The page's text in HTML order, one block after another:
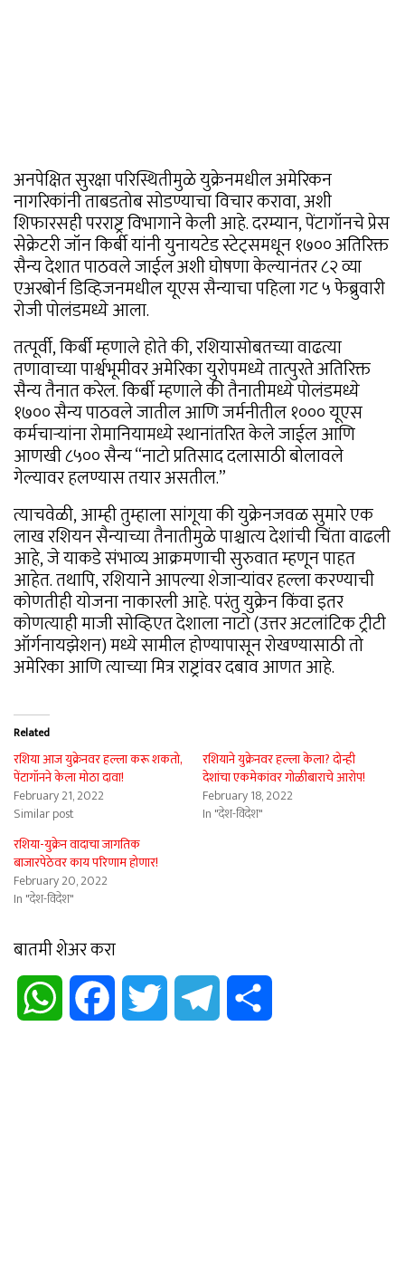
अनपेक्षित सुरक्षा परिस्थितीमुळे युक्रेनमधील अमेरिकन
नागरिकांनी ताबडतोब सोडण्याचा विचार करावा, अशी
शिफारसही परराष्ट्र विभागाने केली आहे. दरम्यान, पेंटागॉनचे प्रेस
सेक्रेटरी जॉन किर्बी यांनी युनायटेड स्टेट्समधून १७०० अतिरिक्त
सैन्य देशात पाठवले जाईल अशी घोषणा केल्यानंतर ८२ व्या
एअरबोर्न डिव्हिजनमधील यूएस सैन्याचा पहिला गट ५ फेब्रुवारी
रोजी पोलंडमध्ये आला.
तत्पूर्वी, किर्बी म्हणाले होते की, रशियासोबतच्या वाढत्या
तणावाच्या पार्श्वभूमीवर अमेरिका युरोपमध्ये तात्पुरते अतिरिक्त
सैन्य तैनात करेल. किर्बी म्हणाले की तैनातीमध्ये पोलंडमध्ये
१७०० सैन्य पाठवले जातील आणि जर्मनीतील १००० यूएस
कर्मचार्‍यांना रोमानियामध्ये स्थानांतरित केले जाईल आणि
आणखी ८५०० सैन्य “नाटो प्रतिसाद दलासाठी बोलावले
गेल्यावर हलण्यास तयार असतील.”
त्याचवेळी, आम्ही तुम्हाला सांगूया की युक्रेनजवळ सुमारे एक
लाख रशियन सैन्याच्या तैनातीमुळे पाश्चात्य देशांची चिंता वाढली
आहे, जे याकडे संभाव्य आक्रमणाची सुरुवात म्हणून पाहत
आहेत. तथापि, रशियाने आपल्या शेजाऱ्यांवर हल्ला करण्याची
कोणतीही योजना नाकारली आहे. परंतु युक्रेन किंवा इतर
कोणत्याही माजी सोव्हिएत देशाला नाटो (उत्तर अटलांटिक ट्रीटी
ऑर्गनायझेशन) मध्ये सामील होण्यापासून रोखण्यासाठी तो
अमेरिका आणि त्याच्या मित्र राष्ट्रांवर दबाव आणत आहे.
Related
रशिया आज युक्रेनवर हल्ला करू शकतो,
पेंटागॉनने केला मोठा दावा!
February 21, 2022
Similar post
रशियाने युक्रेनवर हल्ला केला? दोन्ही
देशांचा एकमेकांवर गोळीबाराचे आरोप!
February 18, 2022
In "देश-विदेश"
रशिया-युक्रेन वादाचा जागतिक
बाजारपेठेवर काय परिणाम होणार!
February 20, 2022
In "देश-विदेश"
बातमी शेअर करा
WhatsApp Facebook Twitter Telegram